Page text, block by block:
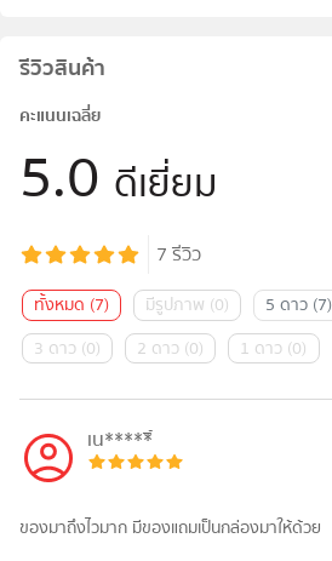
รีวิวสินค้า
คะแนนเฉลี่ย
5.0 ดีเยี่ยม
7รีวิว
ทั้งหมด (7) มีรูปภาพ (0) 5 ดาว (7)
3 ดาว (0) 2 ดาว (0) 1 ดาว (0)
เน*****ิ์
ของมาถึงไวมาก มีของแถมเป็นกล่องมาให้ด้วย